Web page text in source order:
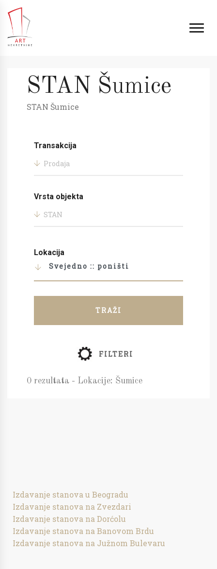
STAN Šumice
STAN Šumice
Transakcija
Prodaja
Vrsta objekta
STAN
Lokacija
Svejedno :: poništi
TRAŽI
FILTERI
0 rezultata - Lokacije: Šumice
Izdavanje stanova u Beogradu
Izdavanje stanova na Zvezdari
Izdavanje stanova na Dorćolu
Izdavanje stanova na Banovom Brdu
Izdavanje stanova na Južnom Bulevaru